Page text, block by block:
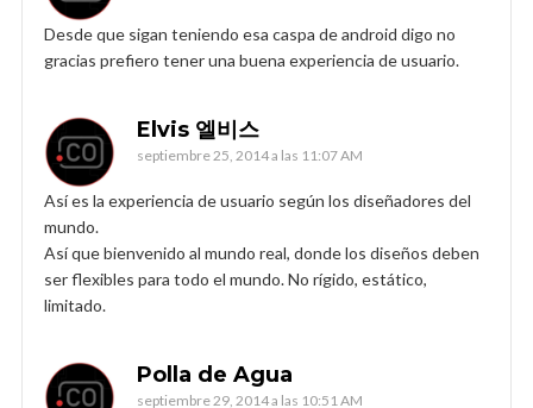
Desde que sigan teniendo esa caspa de android digo no
gracias prefiero tener una buena experiencia de usuario.
Elvis 엘비스
septiembre 25, 2014 a las 11:07 AM
Así es la experiencia de usuario según los diseñadores del
mundo.
Así que bienvenido al mundo real, donde los diseños deben
ser flexibles para todo el mundo. No rígido, estático,
limitado.
Polla de Agua
septiembre 29, 2014 a las 10:51 AM